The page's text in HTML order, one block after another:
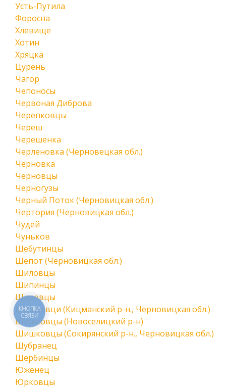
Усть-Путила
Форосна
Хлевище
Хотин
Хряцка
Цурень
Чагор
Чепоносы
Червоная Диброва
Черепковцы
Череш
Черешенка
Черленовка (Черновецкая обл.)
Черновка
Черновцы
Черногузы
Черный Поток (Черновицкая обл.)
Чертория (Черновицкая обл.)
Чудей
Чуньков
Шебутинцы
Шепот (Черновицкая обл.)
Шиловцы
Шипинцы
Шировцы
Шишковци (Кицманский р-н., Черновицкая обл.)
Шишковцы (Новоселицкий р-н)
Шишковцы (Сокирянский р-н., Черновицкая обл.)
Шубранец
Щербинцы
Юженец
Юрковцы
КНОПКА
СВЯЗИ